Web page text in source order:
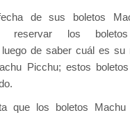
de sus boletos
reservar los
luego de saber cuál es su
Picchu; estos
que los boletos